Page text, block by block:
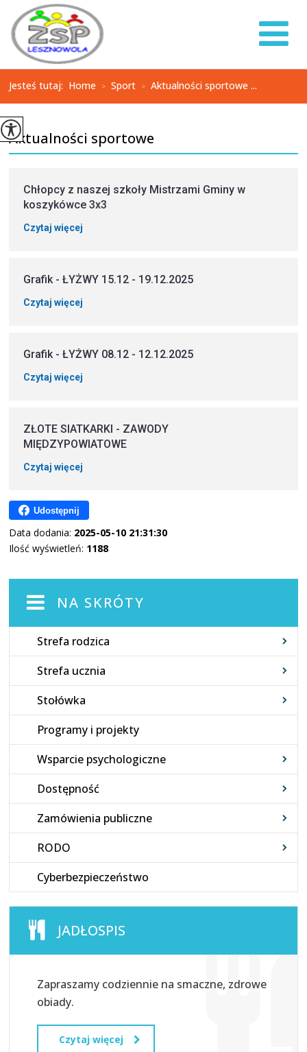
Jesteś tutaj: Home > Sport > Aktualności sportowe ...
Aktualności sportowe
Chłopcy z naszej szkoły Mistrzami Gminy w
koszykówce 3x3
Czytaj więcej
Grafik - ŁYŻWY 15.12 - 19.12.2025
Czytaj więcej
Grafik - ŁYŻWY 08.12 - 12.12.2025
Czytaj więcej
ZŁOTE SIATKARKI - ZAWODY
MIĘDZYPOWIATOWE
Czytaj więcej
Udostępnij
Data dodania: 2025-05-10 21:31:30
Ilość wyświetleń: 1188
NA SKRÓTY
Strefa rodzica
Strefa ucznia
Stołówka
Programy i projekty
Wsparcie psychologiczne
Dostępność
Zamówienia publiczne
RODO
Cyberbezpieczeństwo
JADŁOSPIS
Zapraszamy codziennie na smaczne, zdrowe
obiady.
Czytaj więcej